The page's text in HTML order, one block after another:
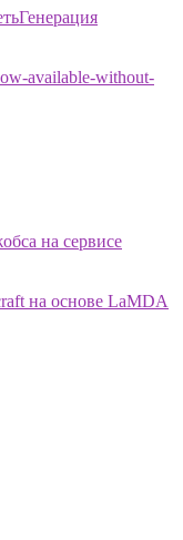
Генерация
available-without-
на сервисе
на основе LaMDA